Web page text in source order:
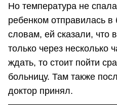
Но температура не
ребенком отправилась
словам, ей сказали, что
только через несколько
ждать, то стоит пойти
больницу. Там также
доктор принял.